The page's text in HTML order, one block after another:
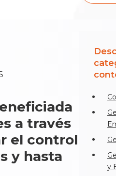
a través
el control
y hasta
y